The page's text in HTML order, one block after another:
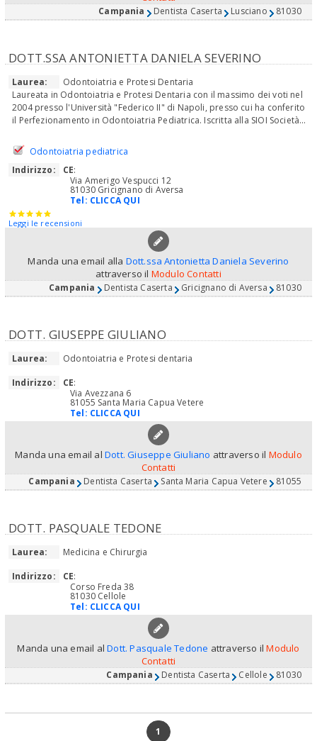
Campania Dentista Caserta Lusciano 81030
DOTT.SSA ANTONIETTA DANIELA SEVERINO
Laurea:
Odontoiatria e Protesi Dentaria
Laureata in Odontoiatria e Protesi Dentaria con il massimo dei voti nel
2004 presso l'Università "Federico II" di Napoli, presso cui ha conferito
il Perfezionamento in Odontoiatria Pediatrica. Iscritta alla SIOI Società...
Odontoiatria pediatrica
Indirizzo:
CE:
Via Amerigo Vespucci 12
81030 Gricignano di Aversa
Tel: CLICCA QUI
Leggi le recensioni
Manda una email alla Dott.ssa Antonietta Daniela Severino
attraverso il Modulo Contatti
Campania Dentista Caserta Gricignano di Aversa 81030
DOTT. GIUSEPPE GIULIANO
Laurea:
Odontoiatria e Protesi dentaria
Indirizzo:
CE:
Via Avezzana 6
81055 Santa Maria Capua Vetere
Tel: CLICCA QUI
Manda una email al Dott. Giuseppe Giuliano attraverso il Modulo
Contatti
Campania Dentista Caserta Santa Maria Capua Vetere 81055
DOTT. PASQUALE TEDONE
Laurea:
Medicina e Chirurgia
Indirizzo:
CE:
Corso Freda 38
81030 Cellole
Tel: CLICCA QUI
Manda una email alDott. Pasquale Tedone attraverso ilModulo
Contatti
Campania Dentista Caserta Cellole 81030
1